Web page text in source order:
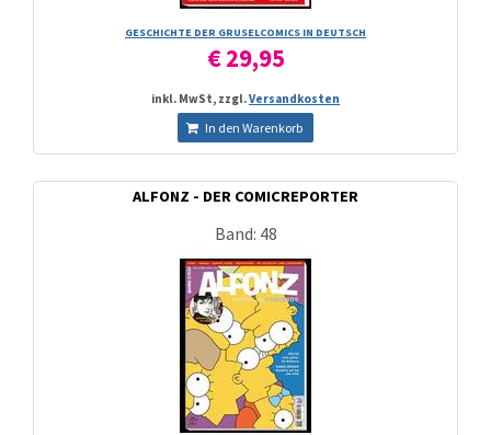
GESCHICHTE DER GRUSELCOMICS IN DEUTSCH
€ 29,95
inkl. MwSt, zzgl.Versandkosten
In den Warenkorb
ALFONZ - DER COMICREPORTER
Band: 48